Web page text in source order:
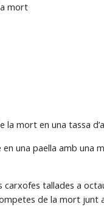
mort
mort en una tassa
una paella amb una
carxofes tallades a
de la mort junt